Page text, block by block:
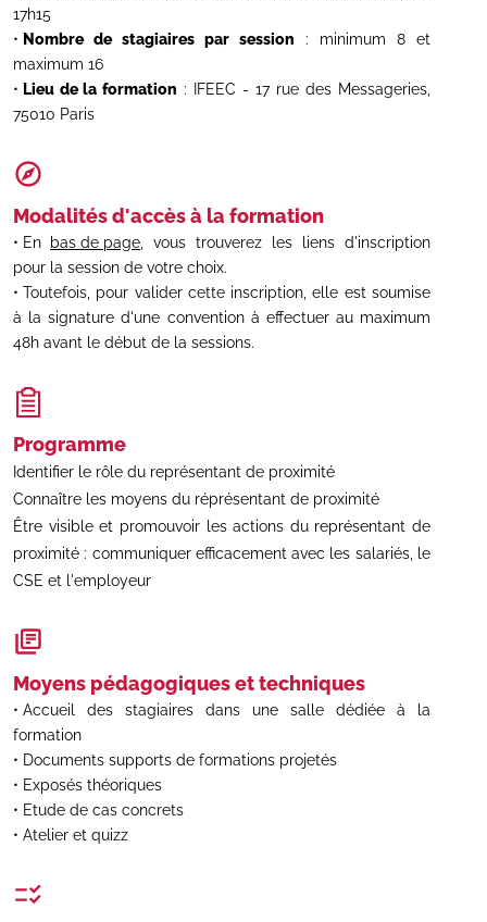
17h15
Nombre de stagiaires par session : minimum 8 et
maximum 16
Lieu de la formation : IFEEC - 17 rue des Messageries,
75010 Paris
Modalités d'accès à la formation
En bas de page , vous trouverez les liens d'inscription
pour la session de votre choix.
Toutefois, pour valider cette inscription, elle est soumise
à la signature d'une convention à effectuer au maximum
48h avant le début de la sessions.
Programme
Identifier le rôle du représentant de proximité
Connaître les moyens du réprésentant de proximité
Être visible et promouvoir les actions du représentant de
proximité : communiquer efficacement avec les salariés, le
CSE et l'employeur
Moyens pédagogiques et techniques
Accueil des stagiaires dans une salle dédiée à la
formation
Documents supports de formations projetés
Exposés théoriques
Etude de cas concrets
Atelier et quizz